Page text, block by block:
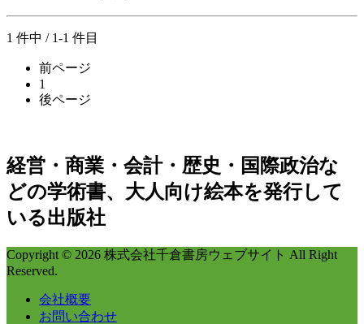
1 件中 / 1-1 件目
前ページ
1
後ページ
経営・商業・会計・歴史・国際政治な
どの学術書、大人向け絵本を発行して
いる出版社
Copyright © 2026 株式会社千倉書房ウェブサイト All Right
Reserved.
会社概要
お問い合わせ